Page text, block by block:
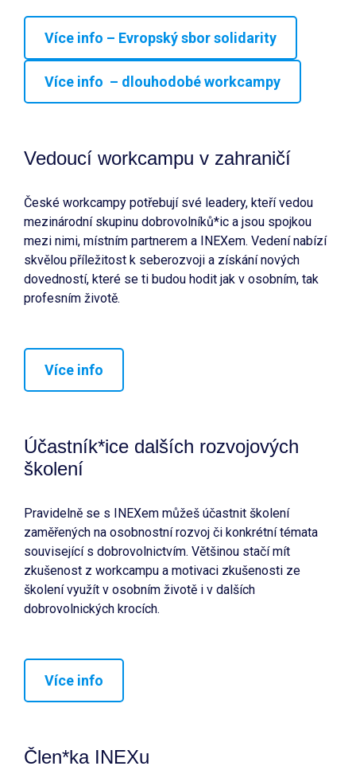
Více info – Evropský sbor solidarity
Více info – dlouhodobé workcampy
Vedoucí workcampu v zahraničí
České workcampy potřebují své leadery, kteří vedou
mezinárodní skupinu dobrovolníků*ic a jsou spojkou
mezi nimi, místním partnerem a INEXem. Vedení nabízí
skvělou příležitost k seberozvoji a získání nových
dovedností, které se ti budou hodit jak v osobním, tak
profesním životě.
Více info
Účastník*ice dalších rozvojových
školení
Pravidelně se s INEXem můžeš účastnit školení
zaměřených na osobnostní rozvoj či konkrétní témata
související s dobrovolnictvím. Většinou stačí mít
zkušenost z workcampu a motivaci zkušenosti ze
školení využít v osobním životě i v dalších
dobrovolnických krocích.
Více info
Člen*ka INEXu